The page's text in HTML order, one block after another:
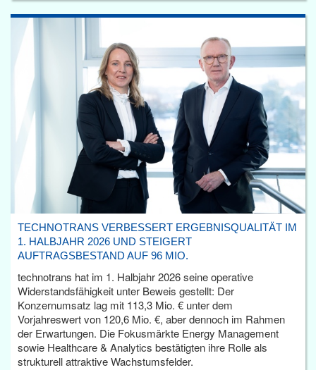
TECHNOTRANS VERBESSERT ERGEBNISQUALITÄT IM
1. HALBJAHR 2026 UND STEIGERT
AUFTRAGSBESTAND AUF 96 MIO.
technotrans hat im 1. Halbjahr 2026 seine operative
Widerstandsfähigkeit unter Beweis gestellt: Der
Konzernumsatz lag mit 113,3 Mio. € unter dem
Vorjahreswert von 120,6 Mio. €, aber dennoch im Rahmen
der Erwartungen. Die Fokusmärkte Energy Management
sowie Healthcare & Analytics bestätigten ihre Rolle als
strukturell attraktive Wachstumsfelder.